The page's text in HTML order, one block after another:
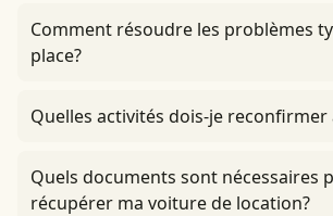
Comment résoudre les problèmes
place?
Quelles activités dois-je reconfirmer
Quels documents sont nécessaires
récupérer ma voiture de location?